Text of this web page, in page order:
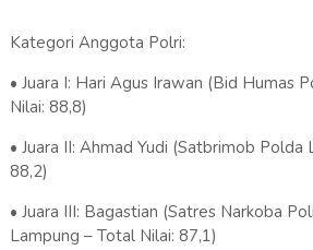
Kategori Anggota Polri:
• Juara I: Hari Agus Irawan (Bid Humas
Nilai: 88,8)
• Juara II: Ahmad Yudi (Satbrimob Polda
88,2)
• Juara III: Bagastian (Satres Narkoba
Lampung – Total Nilai: 87,1)